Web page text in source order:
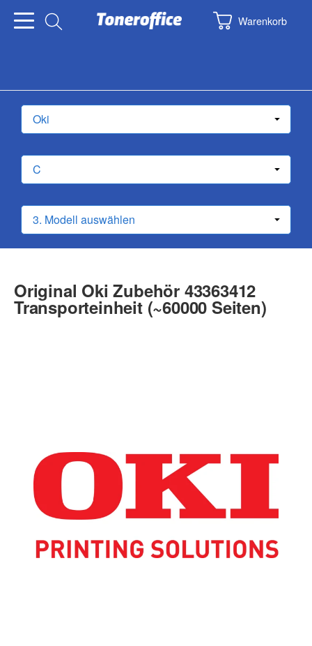
Warenkorb
Original Oki Zubehör 43363412
Transporteinheit (~60000 Seiten)